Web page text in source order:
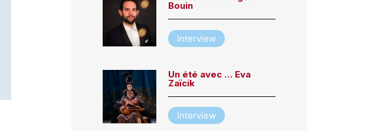
Bouin
Interview
Un été avec … Eva
Zaïcik
Interview